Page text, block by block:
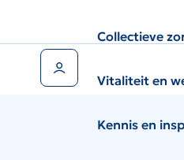
Collectieve
Vitaliteit en
Kennis en